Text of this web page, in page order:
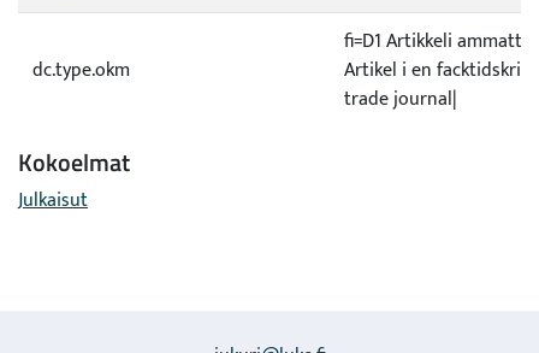
dc.type.okm
fi=D1 Artikkeli
Artikel i en
trade journal|
Kokoelmat
Julkaisut